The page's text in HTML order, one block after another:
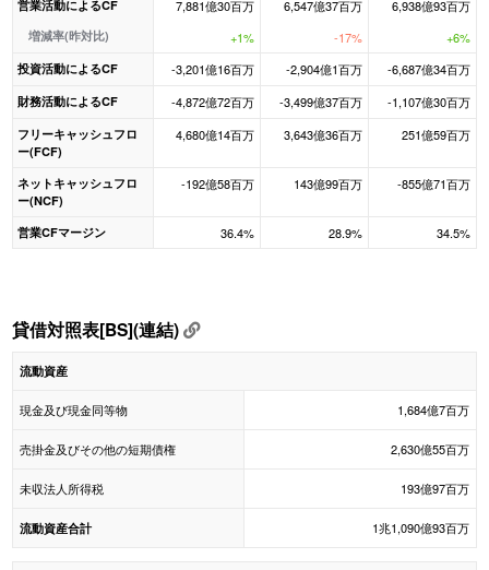
営業活動によるCF
増減率(昨対比)
7,881億30百万
+1%
6,547億37百万
-17%
6,938億93百万
+6%
投資活動によるCF -3,201億16百万 -2,904億1百万 -6,687億34百万
財務活動によるCF -4,872億72百万 -3,499億37百万 -1,107億30百万
フリーキャッシュフロ
ー(FCF)
4,680億14百万 3,643億36百万 251億59百万
ネットキャッシュフロ
ー(NCF)
-192億58百万 143億99百万 -855億71百万
営業CFマージン 36.4% 28.9% 34.5%
貸借対照表[BS](連結)
流動資産
現金及び現金同等物 1,684億7百万
売掛金及びその他の短期債権 2,630億55百万
未収法人所得税 193億97百万
流動資産合計 1兆1,090億93百万